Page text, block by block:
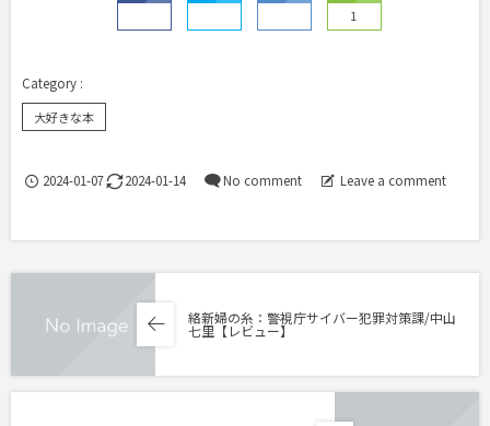
1
大好きな本
2024-01-07 2024-01-14 No comment Leave a comment
絡新婦の糸：警視庁サイバー犯罪対策課/中山
七里【レビュー】